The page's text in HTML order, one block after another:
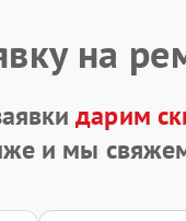
на
дарим
и мы